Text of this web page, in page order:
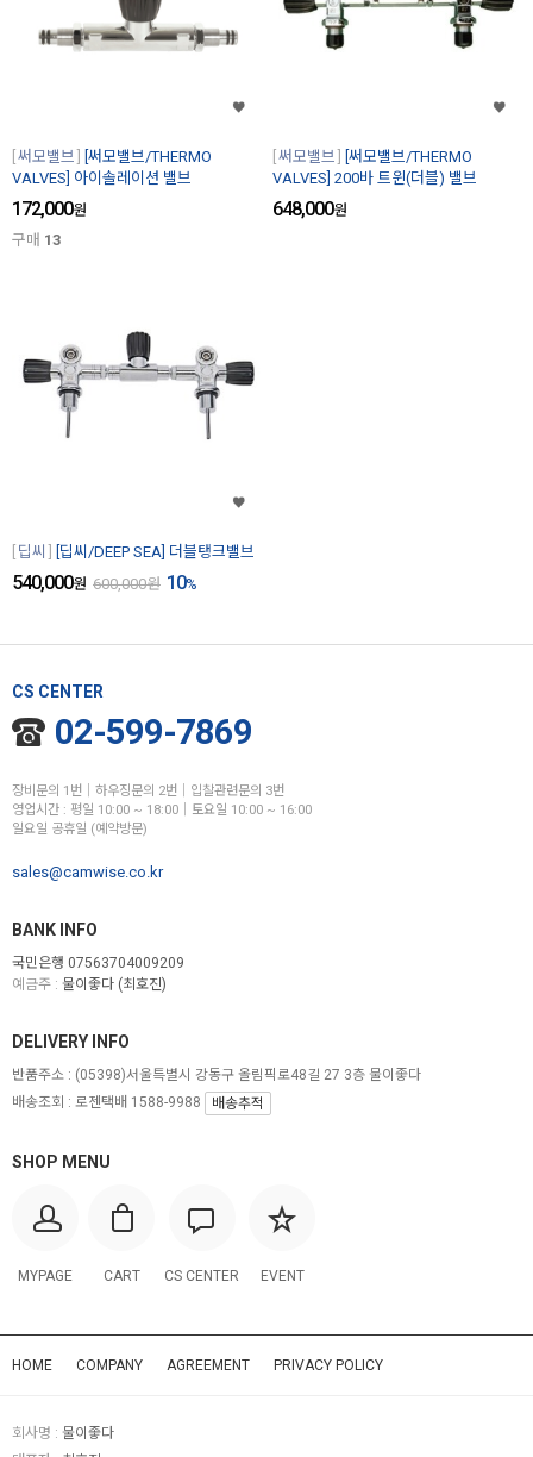
써모밸브
[써모밸브/THERMO
VALVES] 아이솔레이션 밸브
172,000원
구매 13
써모밸브
[써모밸브/THERMO
VALVES] 200바 트윈(더블) 밸브
648,000원
딥씨 [딥씨/DEEP SEA] 더블탱크밸브
540,000원 600,000원 10%
CS CENTER
02-599-7869
장비문의 1번│하우징문의 2번│입찰관련문의 3번
영업시간 : 평일 10:00 ~ 18:00│토요일 10:00 ~ 16:00
일요일 공휴일 (예약방문)
sales@camwise.co.kr
BANK INFO
국민은행 07563704009209
예금주 : 물이좋다 (최호진)
SHOP MENU
MYPAGE CART CS CENTER EVENT
DELIVERY INFO
반품주소 : (05398)서울특별시 강동구 올림픽로48길 27 3층 물이좋다
배송조회 : 로젠택배 1588-9988
배송추적
HOME COMPANY AGREEMENT PRIVACY POLICY
회사명 : 물이좋다